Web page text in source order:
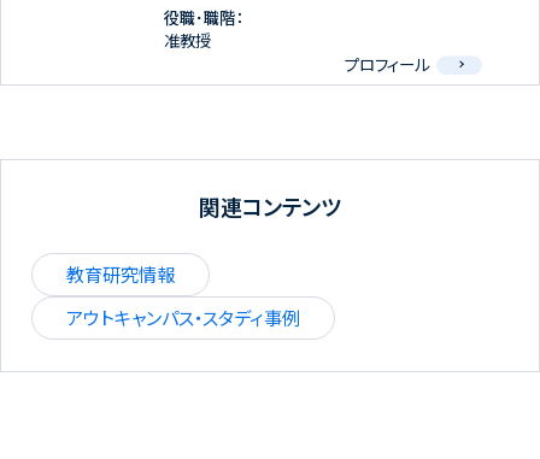
役職･職階：
准教授
プロフィール
関連コンテンツ
教育研究情報
アウトキャンパス・スタディ事例